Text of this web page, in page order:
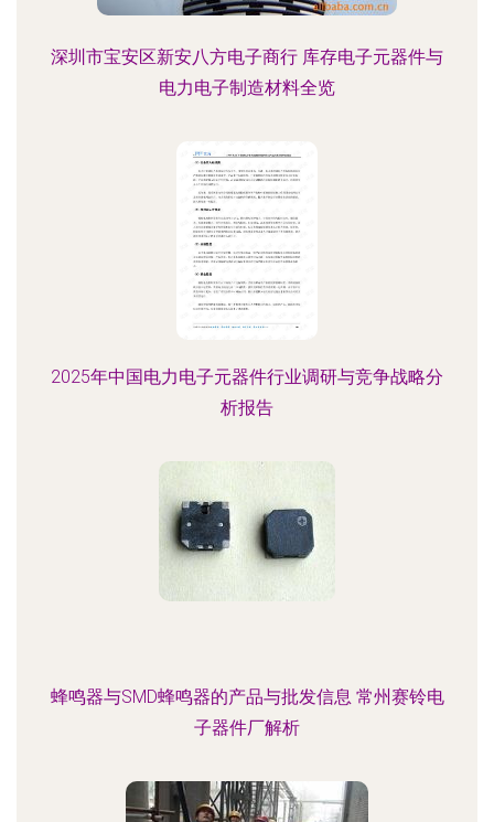
深圳市宝安区新安八方电子商行 库存电子元器件与
电力电子制造材料全览
2025年中国电力电子元器件行业调研与竞争战略分
析报告
蜂鸣器与SMD蜂鸣器的产品与批发信息 常州赛铃电
子器件厂解析